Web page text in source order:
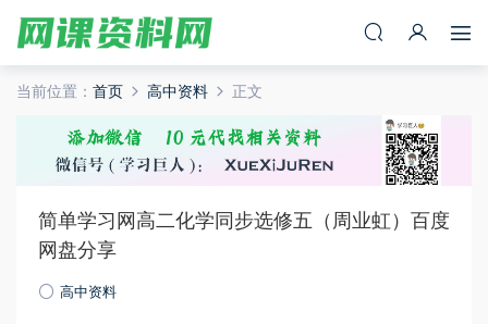
当前位置： 首页 高中资料 正文
简单学习网高二化学同步选修五（周业虹）百度
网盘分享
高中资料